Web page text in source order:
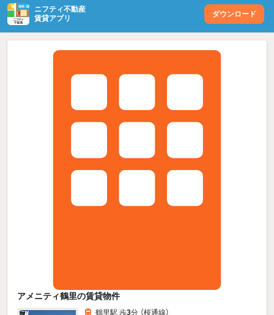
ニフティ不動産
賃貸アプリ
ダウンロード
アメニティ鶴里の賃貸物件
鶴里駅 歩3分 （桜通線）